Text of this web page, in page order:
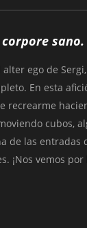
sano.
ego de
En esta
recrearme
cubos,
de las entradas
¡Nos vemos por